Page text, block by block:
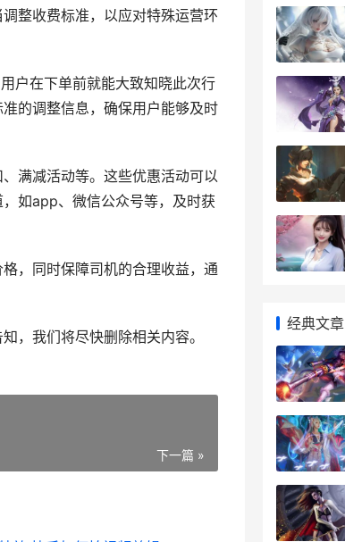
整收费标准，以应对特殊运营环
户在下单前就能大致知晓此次行
的调整信息，确保用户能够及时
满减活动等。这些优惠活动可以
如app、微信公众号等，及时获
，同时保障司机的合理收益，通
，我们将尽快删除相关内容。
下一篇 »
经典文章